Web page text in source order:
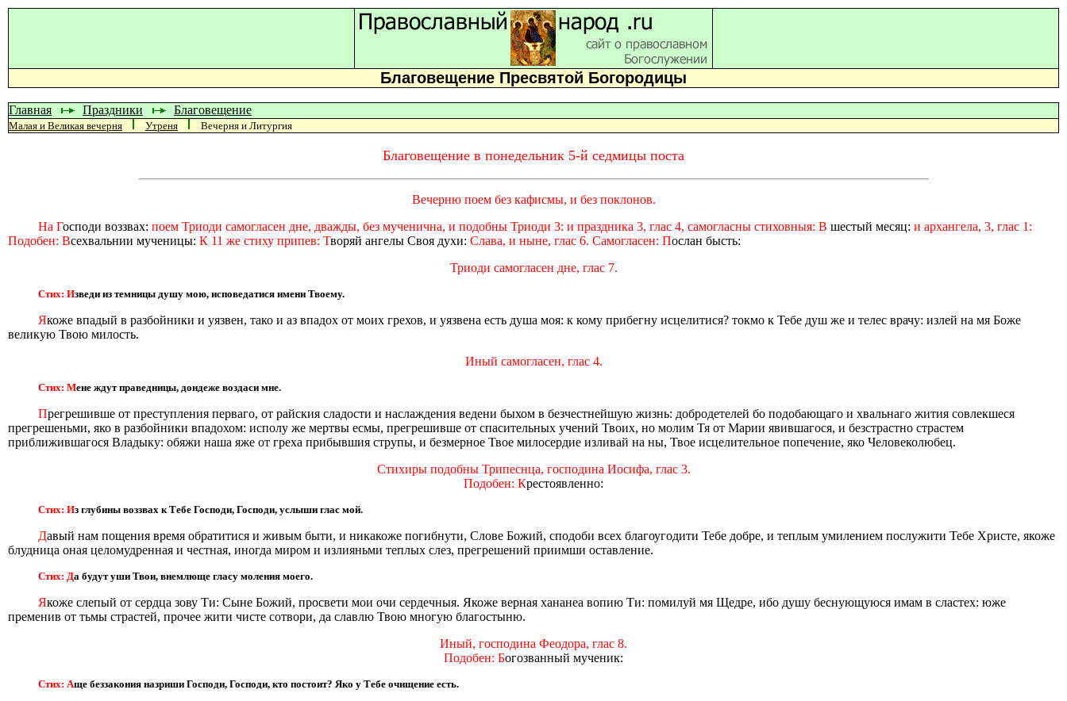
Благовещение Пресвятой Богородицы
Главная Праздники Благовещение
Малая и Великая вечерня Утреня Вечерня и Литургия
Благовещение в понедельник 5-й седмицы поста
Вечерню поем без кафисмы, и без поклонов.
На Господи воззвах: поем Триоди самогласен дне, дважды, без мученична, и подобны Триоди 3: и праздника 3, глас 4, самогласны стиховныя: В шестый месяц: и архангела, 3, глас 1:
Подобен: Всехвальнии мученицы: К 11 же стиху припев: Творяй ангелы Своя духи: Слава, и ныне, глас 6. Самогласен: Послан бысть:
Триоди самогласен дне, глас 7.
Стих: Изведи из темницы душу мою, исповедатися имени Твоему.
Якоже впадый в разбойники и уязвен, тако и аз впадох от моих грехов, и уязвена есть душа моя: к кому прибегну исцелитися? токмо к Тебе душ же и телес врачу: излей на мя Боже
великую Твою милость.
Иный самогласен, глас 4.
Стих: Мене ждут праведницы, дондеже воздаси мне.
Прегрешивше от преступления перваго, от райския сладости и наслаждения ведени быхом в безчестнейшую жизнь: добродетелей бо подобающаго и хвальнаго жития совлекшеся
прегрешеньми, яко в разбойники впадохом: исполу же мертвы есмы, прегрешивше от спасительных учений Твоих, но молим Тя от Марии явившагося, и безстрастно страстем
приближившагося Владыку: обяжи наша яже от греха прибывшия струпы, и безмерное Твое милосердие изливай на ны, Твое исцелительное попечение, яко Человеколюбец.
Стихиры подобны Трипеснца, господина Иосифа, глас 3.
Подобен: Крестоявленно:
Стих: Из глубины воззвах к Тебе Господи, Господи, услыши глас мой.
Давый нам пощения время обратитися и живым быти, и никакоже погибнути, Слове Божий, сподоби всех благоугодити Тебе добре, и теплым умилением послужити Тебе Христе, якоже
блудница оная целомудренная и честная, иногда миром и излияньми теплых слез, прегрешений приимши оставление.
Стих: Да будут уши Твои, внемлюще гласу моления моего.
Якоже слепый от сердца зову Ти: Сыне Божий, просвети мои очи сердечныя. Якоже верная хананеа вопию Ти: помилуй мя Щедре, ибо душу беснующуюся имам в сластех: юже
пременив от тьмы страстей, прочее жити чисте сотвори, да славлю Твою многую благостыню.
Иный, господина Феодора, глас 8.
Подобен: Богозванный мученик:
Стих: Аще беззакония назриши Господи, Господи, кто постоит? Яко у Тебе очищение есть.